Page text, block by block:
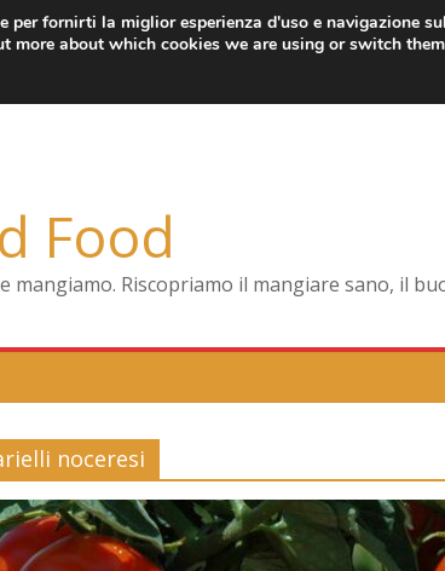
Ultimo: Pizza a Corte
Menopausa, una forma smagliante senza età
Food
mangiamo. Riscopriamo il mangiare sano, il
noceresi
per fornirti la miglior esperienza d'uso e navigazione
more about which cookies we are using or switch